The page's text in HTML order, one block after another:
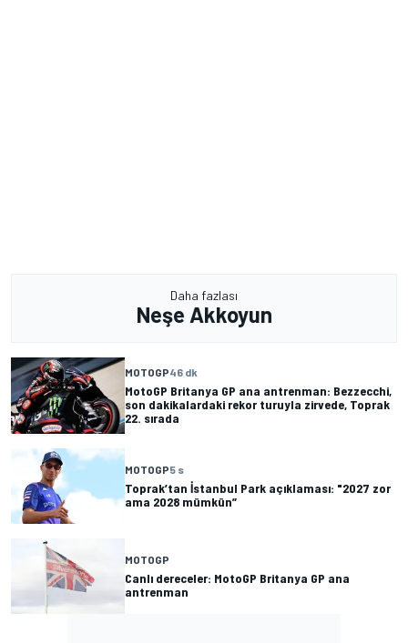
Daha fazlası
Neşe Akkoyun
MOTOGP46 dk
MotoGP Britanya GP ana antrenman: Bezzecchi,
son dakikalardaki rekor turuyla zirvede, Toprak
22. sırada
MOTOGP5 s
Toprak’tan İstanbul Park açıklaması: "2027 zor
ama 2028 mümkün”
MOTOGP
Canlı dereceler: MotoGP Britanya GP ana
antrenman